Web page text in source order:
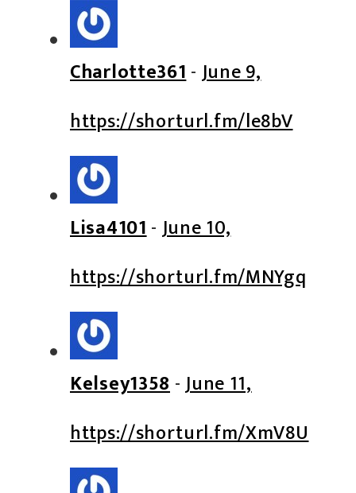
Charlotte361- June 9,
https://shorturl.fm/le8bV
Lisa4101- June 10,
https://shorturl.fm/MNYgq
Kelsey1358-June 11,
https://shorturl.fm/XmV8U